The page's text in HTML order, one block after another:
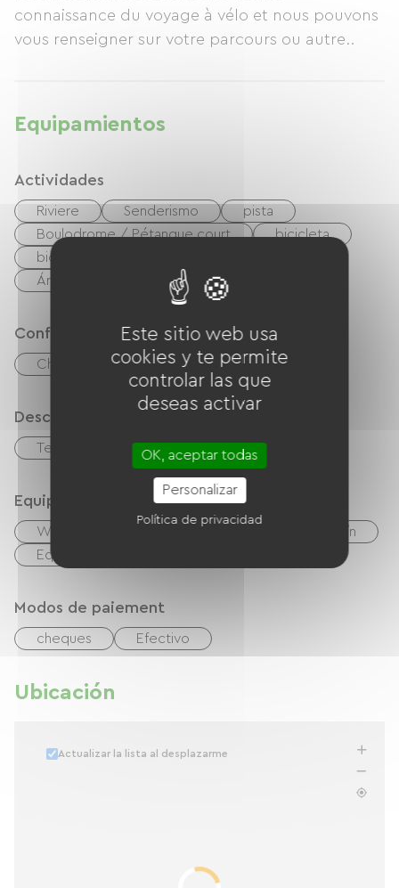
connaissance du voyage à vélo et nous pouvons
vous renseigner sur votre parcours ou autre..
Equipamientos
Actividades
Riviere Senderismo
pista
Boulodrome / Pétanque court
bicicleta
bicicleta de montaña
Área de picnic
Confort
Chimenea
Descripción
Terraza Garaje
Equipos
Wifi gratuito
Salón de jardín
Equipo para bebés
Modos de paiement
cheques Efectivo
Ubicación
Actualizar la lista al desplazarme
Este sitio web usa
cookies y te permite
controlar las que
deseas activar
OK, aceptar todas
Personalizar
Política de privacidad